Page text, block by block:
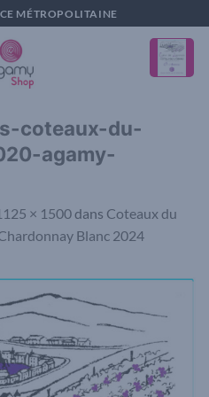
MÉTROPOLITAINE
coteaux-du-
agamy-
× 1500 dans Coteaux du
Blanc 2024